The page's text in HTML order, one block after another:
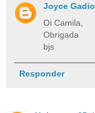
Joyce
Oi Camila,
Obrigada
bjs
Responder